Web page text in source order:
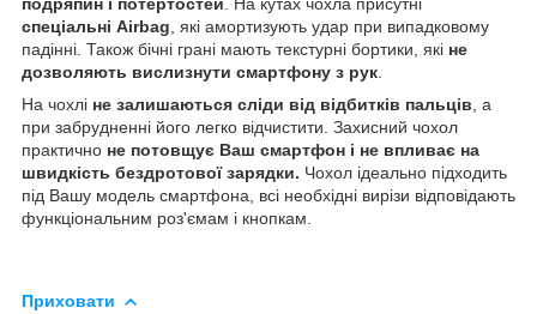
спеціальні Airbag , які амортизують удар при випадковому
падінні. Також бічні грані мають текстурні бортики, які не
дозволяють вислизнути смартфону з рук
На чохлі не залишаються сліди від відбитків пальців , а
при забрудненні його легко відчистити. Захисний чохол
практично не потовщує Ваш смартфон і не впливає на
швидкість бездротової зарядки. Чохол ідеально підходить
під Вашу модель смартфона, всі необхідні вирізи відповідають
функціональним роз'ємам і кнопкам.
Приховати